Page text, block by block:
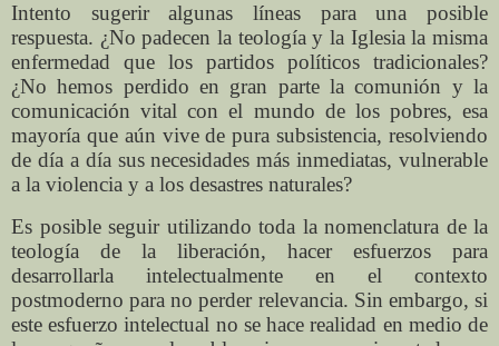
Intento sugerir algunas líneas para una posible
respuesta. ¿No padecen la teología y la Iglesia la misma
enfermedad que los partidos políticos tradicionales?
¿No hemos perdido en gran parte la comunión y la
comunicación vital con el mundo de los pobres, esa
mayoría que aún vive de pura subsistencia, resolviendo
de día a día sus necesidades más inmediatas, vulnerable
a la violencia y a los desastres naturales?
Es posible seguir utilizando toda la nomenclatura de la
teología de la liberación, hacer esfuerzos para
desarrollarla intelectualmente en el contexto
postmoderno para no perder relevancia. Sin embargo, si
este esfuerzo intelectual no se hace realidad en medio de